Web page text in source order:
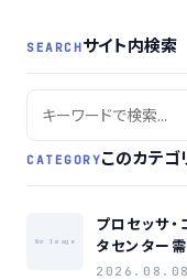
SEARCHサイト内検索
CATEGORYこのカテゴ
No Image
プロセッサ
タセンター
模へ成長か
2026.08.08